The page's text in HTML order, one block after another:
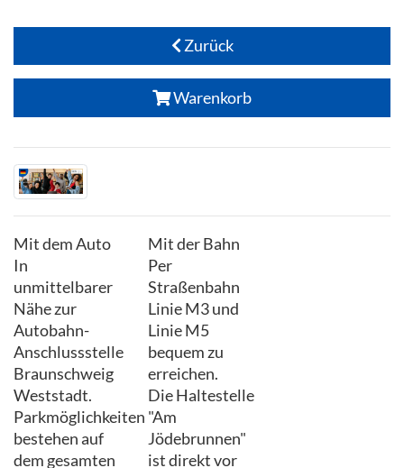
Zurück
Warenkorb
Mit dem Auto
In
unmittelbarer
Nähe zur
Autobahn-
Anschlussstelle
Braunschweig
Weststadt.
Parkmöglichkeiten
bestehen auf
dem gesamten
Mit der Bahn
Per
Straßenbahn
Linie M3 und
Linie M5
bequem zu
erreichen.
Die Haltestelle
"Am
Jödebrunnen"
ist direkt vor